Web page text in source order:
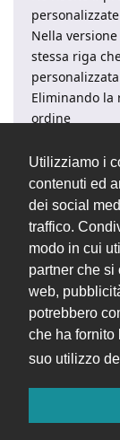
Utilizziamo i
contenuti ed
dei social
traffico.
modo in cui
partner che
web,
potrebbero
che ha fornito
suo utilizzo
Nella
stessa riga
Eliminando la
ordine
dasc3er
Grazie per la